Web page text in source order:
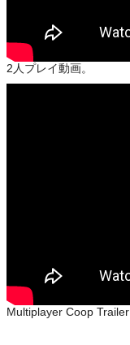
2人プレイ動画。
Multiplayer Coop Trailer